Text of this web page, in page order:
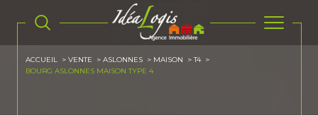
ACCUEIL VENTE ASLONNES MAISON
T4
BOURG ASLONNES MAISON TYPE 4